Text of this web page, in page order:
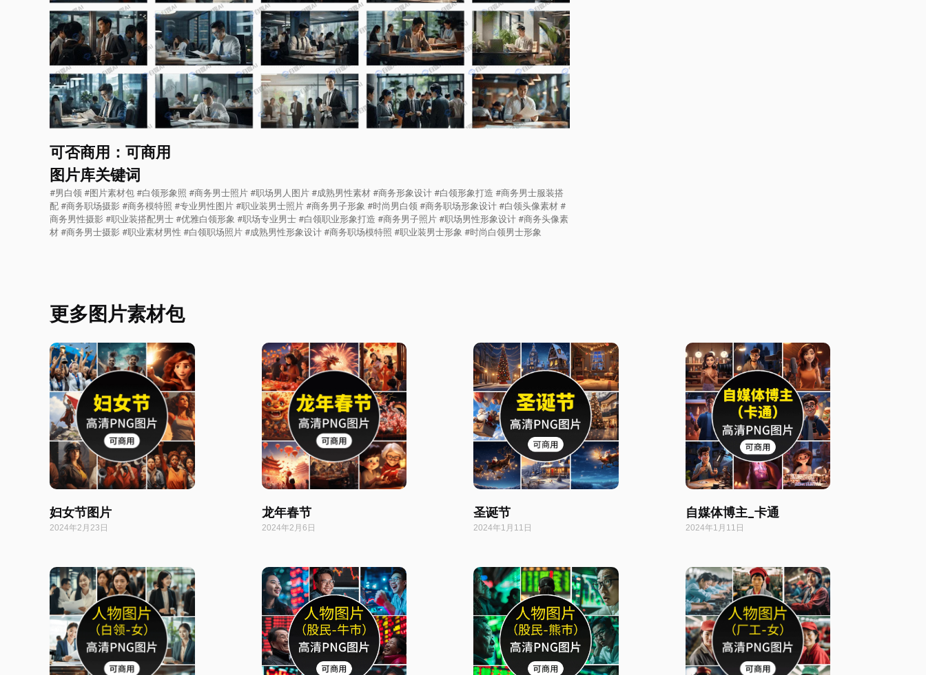
可否商用：可商用
图片库关键词
#男白领 #图片素材包 #白领形象照 #商务男士照片 #职场男人图片 #成熟男性素材 #商务形象设计 #白领形象打造 #商务男士服装搭
配 #商务职场摄影 #商务模特照 #专业男性图片 #职业装男士照片 #商务男子形象 #时尚男白领 #商务职场形象设计 #白领头像素材 #
商务男性摄影 #职业装搭配男士 #优雅白领形象 #职场专业男士 #白领职业形象打造 #商务男子照片 #职场男性形象设计 #商务头像素
材 #商务男士摄影 #职业素材男性 #白领职场照片 #成熟男性形象设计 #商务职场模特照 #职业装男士形象 #时尚白领男士形象
更多图片素材包
妇女节图片
2024年2月23日
龙年春节
2024年2月6日
圣诞节
2024年1月11日
自媒体博主_卡通
2024年1月11日